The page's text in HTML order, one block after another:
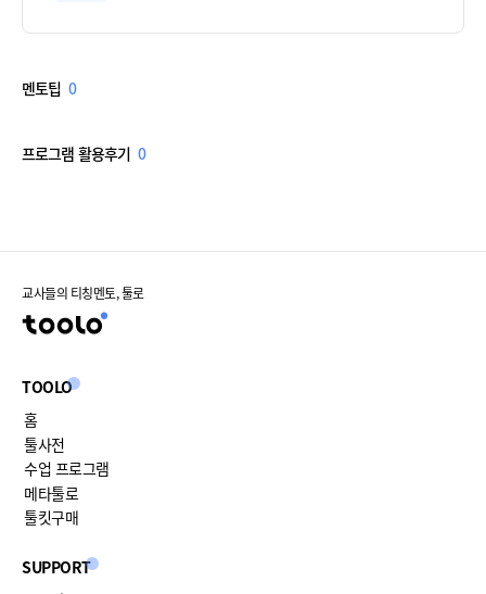
멘토팁 0
프로그램 활용후기 0
교사들의 티칭멘토, 툴로
TOOLO
홈
툴사전
수업 프로그램
메타툴로
툴킷구매
SUPPORT